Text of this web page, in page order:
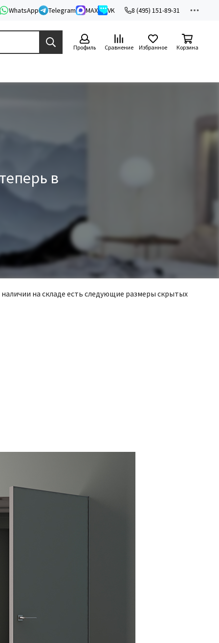
WhatsApp Telegram MAX VK 8 (495) 151-89-31
Профиль Сравнение Избранное Корзина
в
на складе есть следующие размеры скрытых